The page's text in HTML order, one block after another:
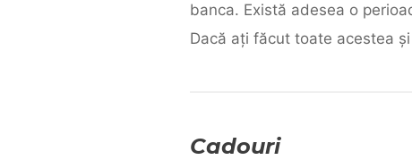
banca. Există adesea o
Dacă ați făcut toate acestea
Cadouri